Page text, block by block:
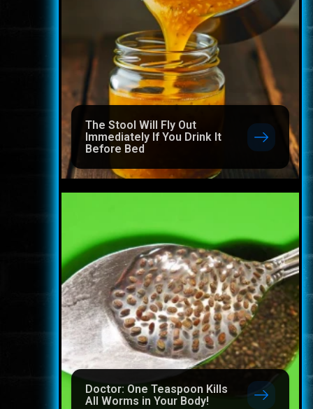
The Stool Will Fly Out
Immediately If You Drink It
Before Bed
Doctor: One Teaspoon Kills
All Worms in Your Body!